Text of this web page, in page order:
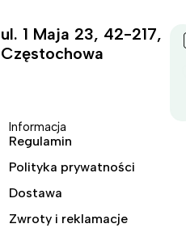
ul. 1 Maja 23, 42-217,
Częstochowa
Informacja
Regulamin
Polityka prywatności
Dostawa
Zwroty i reklamacje